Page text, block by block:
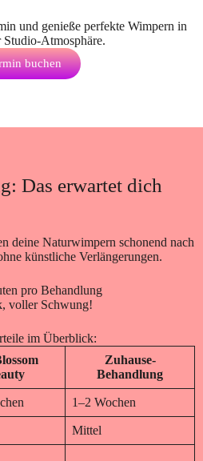
und genieße perfekte Wimpern in
Studio-Atmosphäre.
buchen
Das erwartet dich
deine Naturwimpern schonend nach
künstliche Verlängerungen.
pro Behandlung
voller Schwung!
im Überblick:
Zuhause-
Behandlung
1–2 Wochen
Mittel